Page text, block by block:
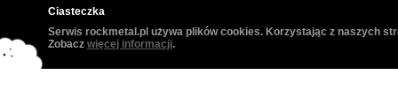
Ciasteczka
Serwis rockmetal.pl używa plików cookies. Korzystając z naszych
Zobacz więcej informacji.